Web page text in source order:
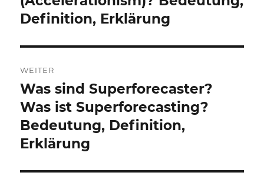
Definition, Erklärung
WEITER
Nächster
Beitrag:
Was sind Superforecaster?
Was ist Superforecasting?
Bedeutung, Definition,
Erklärung